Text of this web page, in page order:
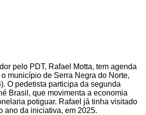
pelo PDT, Rafael Motta, tem agenda
município de Serra Negra do Norte,
O pedetista participa da segunda
Brasil, que movimenta a economia
potiguar. Rafael já tinha visitado
ano da iniciativa, em 2025.